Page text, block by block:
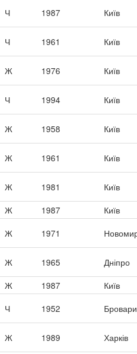
Ч 1987 Київ
Ч 1961 Київ
Ж 1976 Київ
Ч 1994 Київ
Ж 1958 Київ
Ж 1961 Київ
Ж 1981
Київ
Ж 1987
Київ
Ж 1971
Ж 1965
Дніпро
Ж 1987
Київ
Ч 1952 Бровари
Ж 1989 Харків